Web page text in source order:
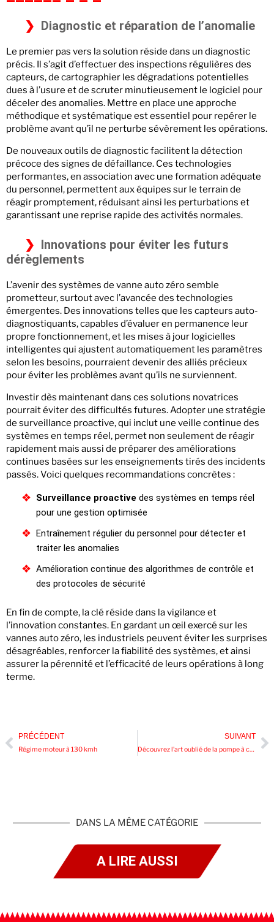
Diagnostic et réparation de l’anomalie
Le premier pas vers la solution réside dans un diagnostic
précis. Il s’agit d’effectuer des inspections régulières des
capteurs, de cartographier les dégradations potentielles
dues à l’usure et de scruter minutieusement le logiciel pour
déceler des anomalies. Mettre en place une approche
méthodique et systématique est essentiel pour repérer le
problème avant qu’il ne perturbe sévèrement les opérations.
De nouveaux outils de diagnostic facilitent la détection
précoce des signes de défaillance. Ces technologies
performantes, en association avec une formation adéquate
du personnel, permettent aux équipes sur le terrain de
réagir promptement, réduisant ainsi les perturbations et
garantissant une reprise rapide des activités normales.
Innovations pour éviter les futurs
dérèglements
L’avenir des systèmes de vanne auto zéro semble
prometteur, surtout avec l’avancée des technologies
émergentes. Des innovations telles que les capteurs auto-
diagnostiquants, capables d’évaluer en permanence leur
propre fonctionnement, et les mises à jour logicielles
intelligentes qui ajustent automatiquement les paramètres
selon les besoins, pourraient devenir des alliés précieux
pour éviter les problèmes avant qu’ils ne surviennent.
Investir dès maintenant dans ces solutions novatrices
pourrait éviter des difficultés futures. Adopter une stratégie
de surveillance proactive, qui inclut une veille continue des
systèmes en temps réel, permet non seulement de réagir
rapidement mais aussi de préparer des améliorations
continues basées sur les enseignements tirés des incidents
passés. Voici quelques recommandations concrètes :
Surveillance proactive des systèmes en temps réel
pour une gestion optimisée
Entraînement régulier du personnel pour détecter et
traiter les anomalies
Amélioration continue des algorithmes de contrôle et
des protocoles de sécurité
En fin de compte, la clé réside dans la vigilance et
l’innovation constantes. En gardant un œil exercé sur les
vannes auto zéro, les industriels peuvent éviter les surprises
désagréables, renforcer la fiabilité des systèmes, et ainsi
assurer la pérennité et l’efficacité de leurs opérations à long
terme.
PRÉCÉDENT
Régime moteur à 130 kmh
SUIVANT
Découvrez l’art oublié de la pompe à carburant manuelle pour votre voiture
DANS LA MÊME CATÉGORIE
A LIRE AUSSI